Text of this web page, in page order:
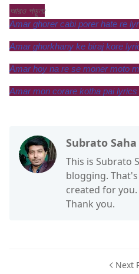
আরও পড়ুনঃ
Amar ghorer cabi porer hate re lyrics
Amar ghorkhany ke biraj kore lyrics
Amar hoy na re se moner moto
Amar mon corare kotha pai lyrics (
Subrato Saha
This is Subrato
blogging.
created for
Thank you.
Next